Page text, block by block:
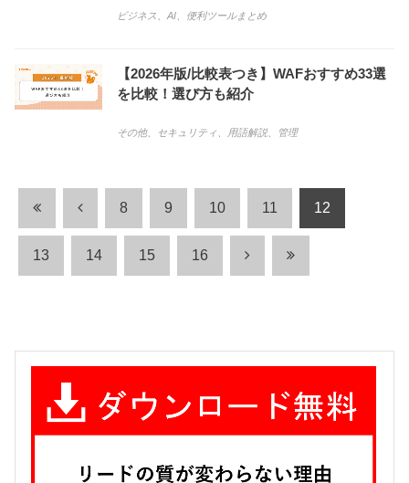
ビジネス AI 便利ツールまとめ
【2026年版/比較表つき】WAFおすすめ33選
を比較！選び方も紹介
その他、 セキュリティ 用語解説 管理
8 9 10 11 12
13 14 15 16